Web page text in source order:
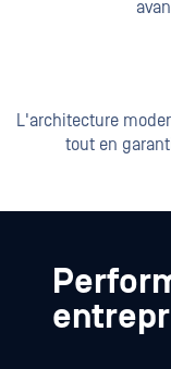
L'architecture
tout en